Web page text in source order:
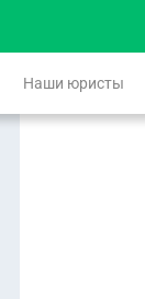
Наши юристы